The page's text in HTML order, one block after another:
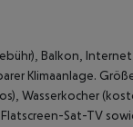
Balkon, Internet
Klimaanlage.
Wasserkocher
Sat-TV